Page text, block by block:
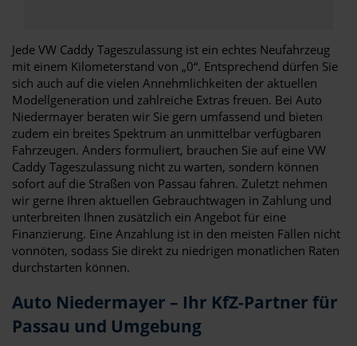
Jede VW Caddy Tageszulassung ist ein echtes Neufahrzeug
mit einem Kilometerstand von „0“. Entsprechend dürfen Sie
sich auch auf die vielen Annehmlichkeiten der aktuellen
Modellgeneration und zahlreiche Extras freuen. Bei Auto
Niedermayer beraten wir Sie gern umfassend und bieten
zudem ein breites Spektrum an unmittelbar verfügbaren
Fahrzeugen. Anders formuliert, brauchen Sie auf eine VW
Caddy Tageszulassung nicht zu warten, sondern können
sofort auf die Straßen von Passau fahren. Zuletzt nehmen
wir gerne Ihren aktuellen Gebrauchtwagen in Zahlung und
unterbreiten Ihnen zusätzlich ein Angebot für eine
Finanzierung. Eine Anzahlung ist in den meisten Fällen nicht
vonnöten, sodass Sie direkt zu niedrigen monatlichen Raten
durchstarten können.
Auto Niedermayer – Ihr KfZ-Partner für
Passau und Umgebung